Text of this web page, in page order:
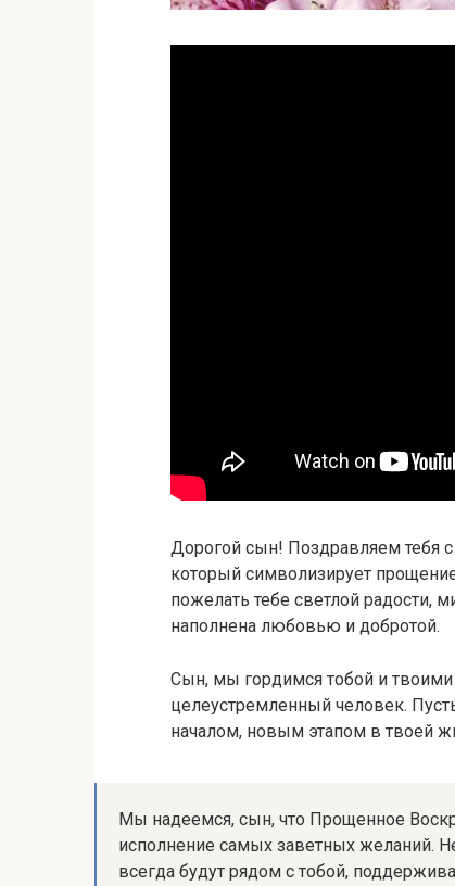
Дорогой сын! Поздравляем тебя
который символизирует
пожелать тебе светлой радости,
наполнена любовью и добротой.
Сын, мы гордимся тобой и
целеустремленный человек.
началом, новым этапом в твоей
Мы надеемся, сын, что Прощенное
исполнение самых заветных желаний.
всегда будут рядом с тобой,